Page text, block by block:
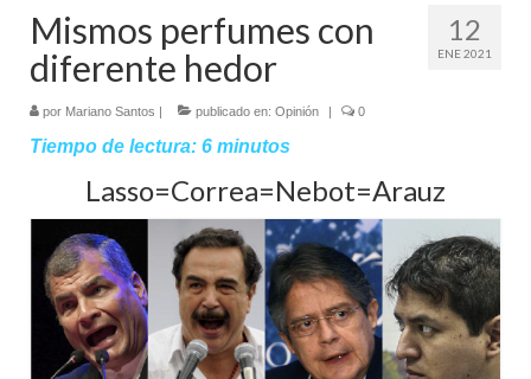
Ediciones anteriores
Contáctanos
Entreletras
Ciencia
Mundo
Aula Virtual
12
ENE 2021
Mismos perfumes con
diferente hedor
por Mariano Santos | publicado en: Opinión | 0
Tiempo de lectura: 6 minutos
Lasso=Correa=Nebot=Arauz